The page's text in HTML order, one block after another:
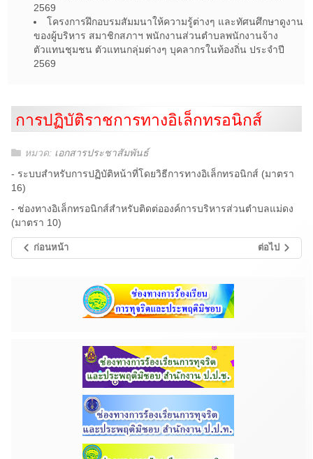
2569
โครงการฝึกอบรมสัมมนาให้ความรู้ต่างๆ และทัศนศึกษาดูงาน
ของผู้บริหาร สมาชิกสภาฯ พนักงานส่วนตำบลพนักงานจ้าง
ตัวแทนชุมชน ตัวแทนกลุ่มต่างๆ บุคลากรในท้องถิ่น ประจำปี
2569
การปฏิบัติราชการทางอิเล็กทรอนิกส์
หมวด: เอกสารประชาสัมพันธ์
- ระบบสำหรับการปฏิบัติหน้าที่โดยวิธีการทางอิเล็กทรอนิกส์ (มาตรา
16)
- ช่องทางอิเล็กทรอนิกส์สำหรับติดต่อองค์การบริหารส่วนตำบลแม่ดง
(มาตรา 10)
ก่อนหน้า ต่อไป